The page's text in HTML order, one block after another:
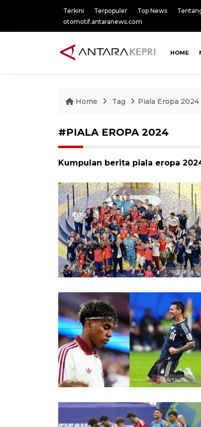
Terkini Terpopuler Top News
otomotif.antaranews.com
HOME
Home Tag Piala Eropa 2024
#PIALA EROPA 2024
Kumpulan berita piala eropa